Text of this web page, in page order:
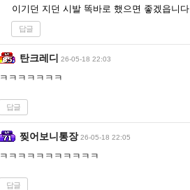
이기던 지던 시발 똑바로 했으면 좋겠읍니다
답글
탄크레디 26-05-18 22:03
ㅋㅋㅋㅋㅋㅋㅋ
답글
찢어보니통장 26-05-18 22:05
ㅋㅋㅋㅋㅋㅋㅋㅋㅋㅋㅋ
답글